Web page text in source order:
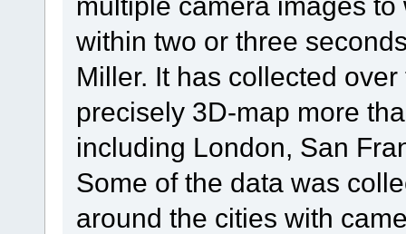
within two or three
Miller. It has collected
precisely 3D-map more
including London, San
Some of the data was
around the cities with